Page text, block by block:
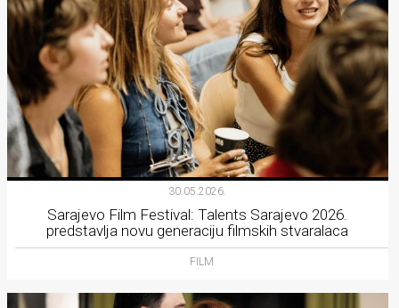
30.05.2026.
Sarajevo Film Festival: Talents Sarajevo 2026.
predstavlja novu generaciju filmskih stvaralaca
FILM